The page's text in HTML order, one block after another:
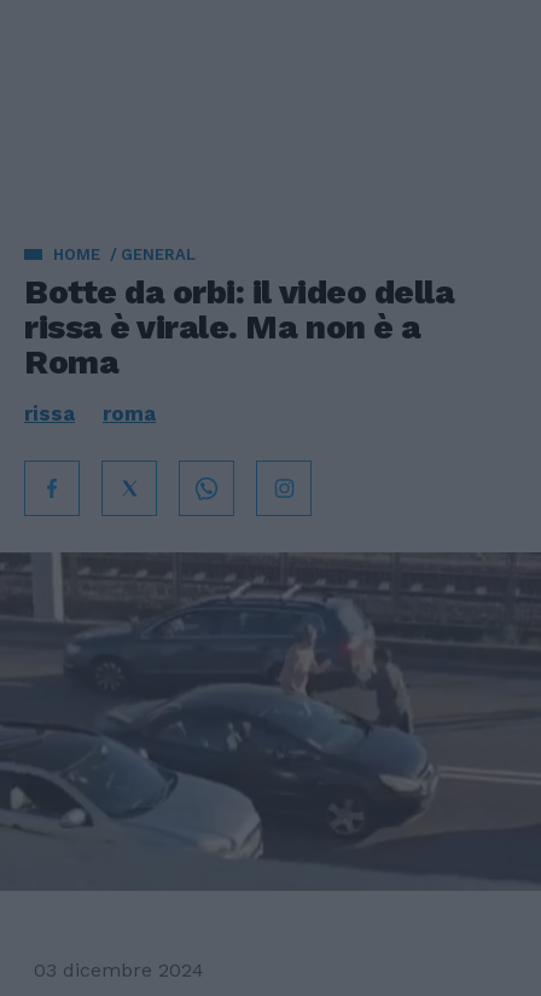
HOME GENERAL
Botte da orbi: il video della
rissa è virale. Ma non è a
Roma
rissa roma
03 dicembre 2024